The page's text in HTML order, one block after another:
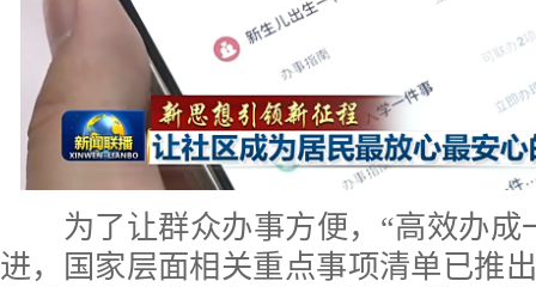
为了让群众办事方便，“高效办成
进，国家层面相关重点事项清单已推